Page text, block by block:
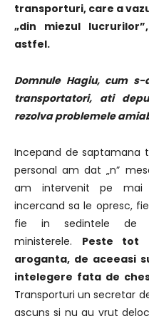
transporturi, care a
„din miezul
astfel.
Domnule Hagiu, cum
transportatori, ati
rezolva problemele
Incepand de saptamana
personal am dat „n”
am intervenit pe mai
incercand sa le opresc,
fie in sedintele de
ministerele. Peste tot
aroganta, de aceeasi
intelegere fata de
Transporturi un secretar
ascuns si nu au vrut